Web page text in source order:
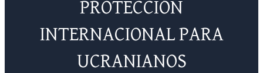
PROTECCIÓN
INTERNACIONAL PARA
UCRANIANOS